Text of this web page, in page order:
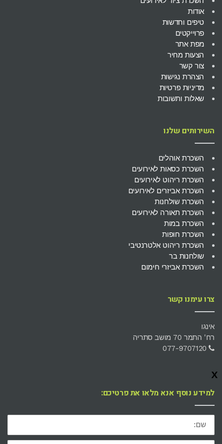
אודות
טיפים וחדשות
פרוייקטים
מפת אתר
הצעות מחיר
צור קשר
הצהרת נגישות
מדיניות פרטיות
שאלות ותשובות
השירותים שלנו
השכרת אוהלים
השכרת כסאות לאירועים
השכרת ריהוט לאירועים
השכרת אביזרים לאירועים
השכרת שולחנות
השכרת תאורה לאירועים
השכרת במות
השכרת חופות
השכרת ריהוט אלטרנטיבי
שולחנות בר
השכרת אביזרי חימום
צרו עימנו קשר
אינגו
רח' התמר 70 מושב סתריה
077-9707120
x
למידע נוסף אנא מלאו את פרטיכם:
שם: